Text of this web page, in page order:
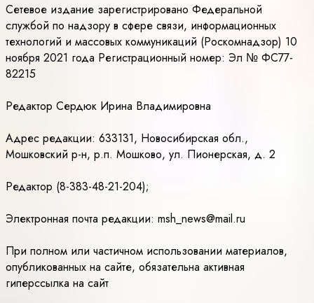
Сетевое издание зарегистрировано Федеральной
службой по надзору в сфере связи, информационных
технологий и массовых коммуникаций (Роскомнадзор) 10
ноября 2021 года Регистрационный номер: Эл № ФС77-
82215
Редактор Сердюк Ирина Владимировна
Адрес редакции: 633131, Новосибирская обл.,
Мошковский р-н, р.п. Мошково, ул. Пионерская, д. 2
Редактор (8-383-48-21-204);
Электронная почта редакции: msh_news@mail.ru
При полном или частичном использовании материалов,
опубликованных на сайте, обязательна активная
гиперссылка на сайт